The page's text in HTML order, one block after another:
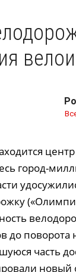
город-
до
часть
новый